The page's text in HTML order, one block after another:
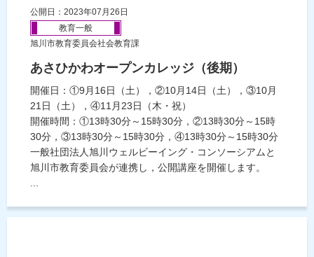
公開日：2023年07月26日
教育一般
旭川市教育委員会社会教育課
あさひかわオープンカレッジ（後期）
開催日：①9月16日（土），②10月14日（土），③10月
21日（土），④11月23日（木・祝）
開催時間：①13時30分～15時30分，②13時30分～15時
30分，③13時30分～15時30分，④13時30分～15時30分
一般社団法人旭川ウェルビーイング・コンソーシアムと
旭川市教育委員会が連携し，公開講座を開催します。